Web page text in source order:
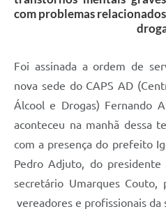
com problemas
Foi assinada a ordem de
nova sede do CAPS AD
Álcool e Drogas) Fernando
aconteceu na manhã dessa
com a presença do prefeito
Pedro Adjuto, do presidente
secretário Umarques Couto,
vereadores e profissionais da